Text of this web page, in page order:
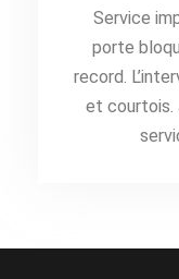
Service
porte
record.
et courtois.